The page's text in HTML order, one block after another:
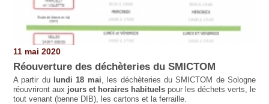
11 mai 2020
Réouverture des déchèteries du SMICTOM
A partir du lundi 18 mai , les déchèteries du SMICTOM de Sologne
réouvriront aux jours et horaires habituels pour les déchets verts, le
tout venant (benne DIB), les cartons et la ferraille.